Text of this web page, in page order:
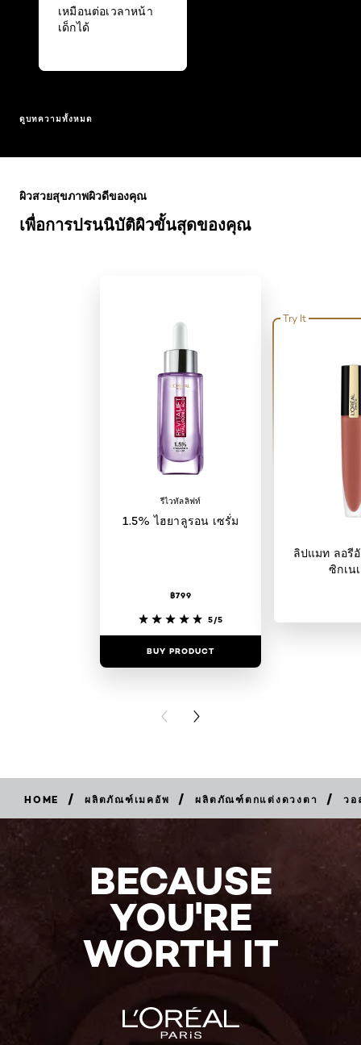
เหมือนต่อเวลาหน้า
เด็กได้
ดูบทความทั้งหมด
เพื่อการปรนนิบัติผิวขั้นสุดของคุณ
ผิวสวยสุขภาพผิวดีของคุณ
รีไวทัลลิฟท์
1.5% ไฮยาลูรอน เซรั่ม
฿799
5/5
BUY PRODUCT
Try It
ลิปแมท ลอรี
ซิกเน
PREVIOUS CARD
NEXT CARD
HOME / ผลิตภัณฑ์เมคอัพ / ผลิตภัณฑ์ตกแต่งดวงตา / วอ
NOW
BECAUSE
YOU'RE
WORTH IT